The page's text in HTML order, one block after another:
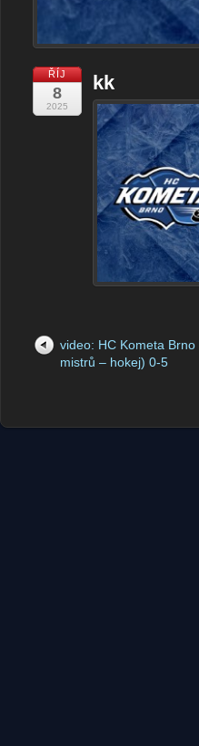
ŘÍJ
8
2025
kk
video: HC Kometa
mistrů – hokej) 0-5